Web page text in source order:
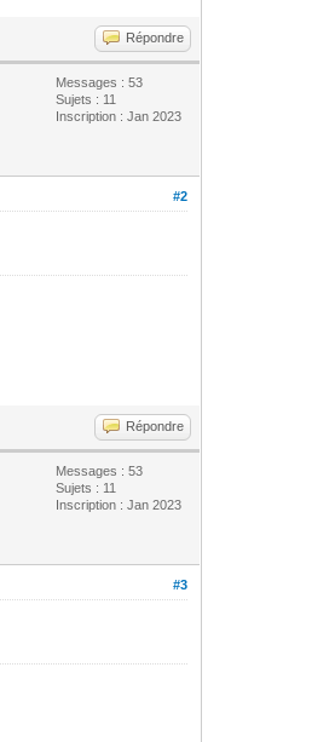
Répondre
Messages : 53
Sujets : 11
Inscription : Jan 2023
#2
Répondre
Messages : 53
Sujets : 11
Inscription : Jan 2023
#3